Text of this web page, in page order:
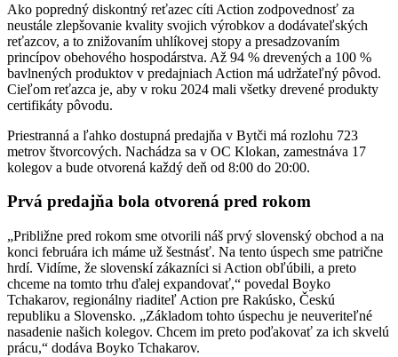
Ako popredný diskontný reťazec cíti Action zodpovednosť za
neustále zlepšovanie kvality svojich výrobkov a dodávateľských
reťazcov, a to znižovaním uhlíkovej stopy a presadzovaním
princípov obehového hospodárstva. Až 94 % drevených a 100 %
bavlnených produktov v predajniach Action má udržateľný pôvod.
Cieľom reťazca je, aby v roku 2024 mali všetky drevené produkty
certifikáty pôvodu.
Priestranná a ľahko dostupná predajňa v Bytči má rozlohu 723
metrov štvorcových. Nachádza sa v OC Klokan, zamestnáva 17
kolegov a bude otvorená každý deň od 8:00 do 20:00.
Prvá predajňa bola otvorená pred rokom
„Približne pred rokom sme otvorili náš prvý slovenský obchod a na
konci februára ich máme už šestnásť. Na tento úspech sme patrične
hrdí. Vidíme, že slovenskí zákazníci si Action obľúbili, a preto
chceme na tomto trhu ďalej expandovať,“ povedal Boyko
Tchakarov, regionálny riaditeľ Action pre Rakúsko, Českú
republiku a Slovensko. „Základom tohto úspechu je neuveriteľné
nasadenie našich kolegov. Chcem im preto poďakovať za ich skvelú
prácu,“ dodáva Boyko Tchakarov.